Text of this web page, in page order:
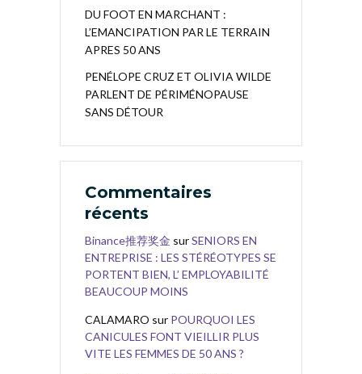
DU FOOT EN MARCHANT :
L’EMANCIPATION PAR LE TERRAIN
APRES 50 ANS
PENÉLOPE CRUZ ET OLIVIA WILDE
PARLENT DE PÉRIMÉNOPAUSE
SANS DÉTOUR
Commentaires
récents
Binance推荐奖金 surSENIORS EN
ENTREPRISE : LES STÉRÉOTYPES SE
PORTENT BIEN, L’ EMPLOYABILITÉ
BEAUCOUP MOINS
CALAMARO sur POURQUOI LES
CANICULES FONT VIEILLIR PLUS
VITE LES FEMMES DE 50 ANS ?